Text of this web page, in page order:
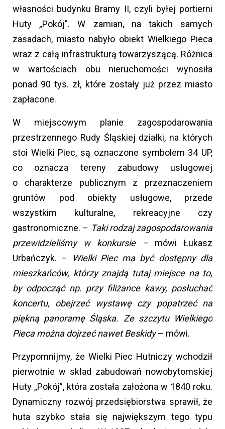
własności budynku Bramy II, czyli byłej portierni
Huty „Pokój”. W zamian, na takich samych
zasadach, miasto nabyło obiekt Wielkiego Pieca
wraz z całą infrastrukturą towarzyszącą. Różnica
w wartościach obu nieruchomości wynosiła
ponad 90 tys. zł, które zostały już przez miasto
zapłacone.
W miejscowym planie zagospodarowania
przestrzennego Rudy Śląskiej działki, na których
stoi Wielki Piec, są oznaczone symbolem 34 UP,
co oznacza tereny zabudowy usługowej
o charakterze publicznym z przeznaczeniem
gruntów pod obiekty usługowe, przede
wszystkim kulturalne, rekreacyjne czy
gastronomiczne. – Taki rodzaj zagospodarowania
przewidzieliśmy w konkursie – mówi Łukasz
Urbańczyk. –
Wielki Piec ma być dostępny dla
mieszkańców, którzy znajdą tutaj miejsce na to,
by odpocząć np. przy filiżance kawy, posłuchać
koncertu, obejrzeć wystawę czy popatrzeć na
piękną panoramę Śląska. Ze szczytu Wielkiego
Pieca można dojrzeć nawet Beskidy– mówi.
Przypomnijmy, że Wielki Piec Hutniczy wchodził
pierwotnie w skład zabudowań nowobytomskiej
Huty „Pokój”, która została założona w 1840 roku.
Dynamiczny rozwój przedsiębiorstwa sprawił, że
huta szybko stała się największym tego typu